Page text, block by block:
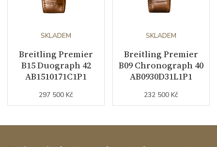
SKLADEM
Breitling Premier
B15 Duograph 42
AB1510171C1P1
297 500 Kč
SKLADEM
Breitling Premier
B09 Chronograph 40
AB0930D31L1P1
232 500 Kč